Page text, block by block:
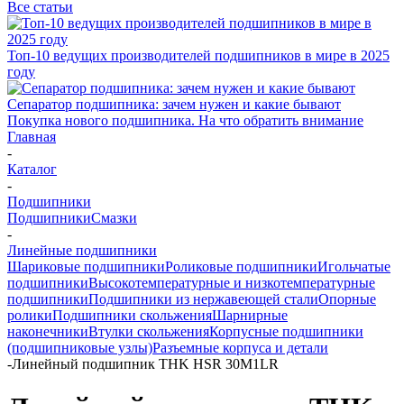
Все статьи
Топ-10 ведущих производителей подшипников в мире в 2025
году
Сепаратор подшипника: зачем нужен и какие бывают
Покупка нового подшипника. На что обратить внимание
Главная
-
Каталог
-
Подшипники
ПодшипникиСмазки
-
Линейные подшипники
Шариковые подшипникиРоликовые подшипникиИгольчатые
подшипникиВысокотемпературные и низкотемпературные
подшипникиПодшипники из нержавеющей сталиОпорные
роликиПодшипники скольженияШарнирные
наконечникиВтулки скольженияКорпусные подшипники
(подшипниковые узлы)Разъемные корпуса и детали
-Линейный подшипник THK HSR 30M1LR